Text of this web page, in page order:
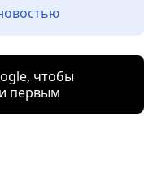
чтобы
первым